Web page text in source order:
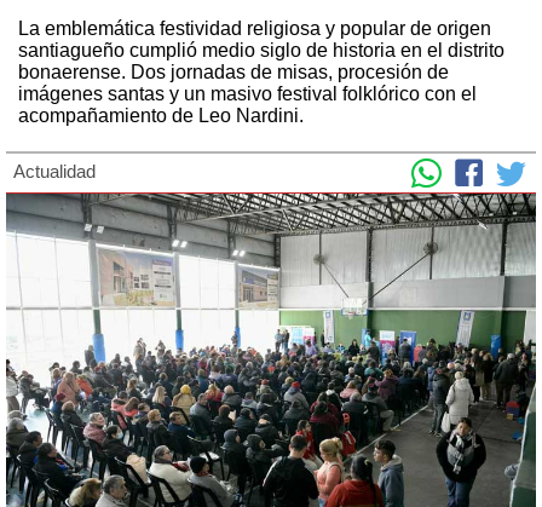
La emblemática festividad religiosa y popular de origen
santiagueño cumplió medio siglo de historia en el distrito
bonaerense. Dos jornadas de misas, procesión de
imágenes santas y un masivo festival folklórico con el
acompañamiento de Leo Nardini.
Actualidad